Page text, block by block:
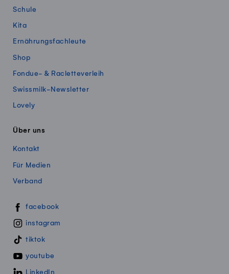
Schule
Kita
Ernährungsfachleute
Shop
Fondue- & Racletteverleih
Swissmilk-Newsletter
Lovely
Über uns
Kontakt
Für Medien
Verband
Swissmillk auf Social Media
facebook
instagram
tiktok
youtube
LinkedIn